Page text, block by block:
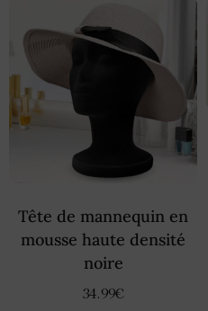
Tête de mannequin en
mousse haute densité
noire
34.99€